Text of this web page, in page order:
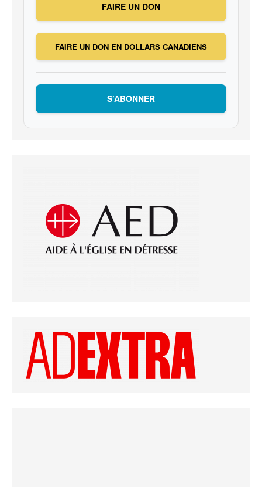
FAIRE UN DON
FAIRE UN DON EN DOLLARS CANADIENS
S’ABONNER